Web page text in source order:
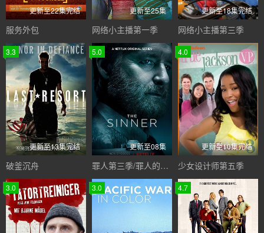
更新至22集完结
服务外包
更新至25集
网络小主播第一季
更新至18集完结
网络小主播第三季
3.3
更新至13集完结
破釜沉舟
5.0
更新至08集
罪人第三季/罪人的真相第三季
4.0
更新至10集完结
少女设计师第五季
3.0 3.0 4.7